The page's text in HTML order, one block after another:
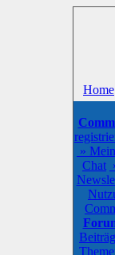
Home
»
Chat